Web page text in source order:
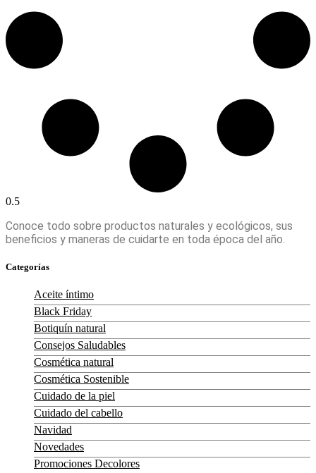
Conoce todo sobre productos naturales y ecológicos, sus
beneficios y maneras de cuidarte en toda época del año.
Categorías
Aceite íntimo
Black Friday
Botiquín natural
Consejos Saludables
Cosmética natural
Cosmética Sostenible
Cuidado de la piel
Cuidado del cabello
Navidad
Novedades
Promociones Decolores